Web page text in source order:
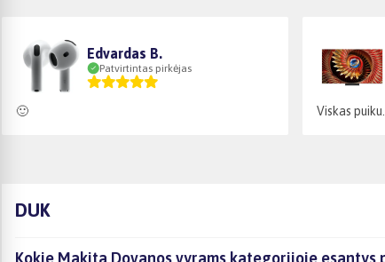
Edvardas B.
Patvirtintas pirkėjas
🙂 Viskas
DUK
Kokie Makita Dovanos vyrams kategorijoje